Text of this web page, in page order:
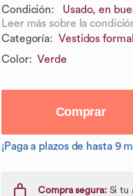
Condición:
Usado, en
Leer más sobre la
Categoría: Vestidos
Color: Verde
Comprar
¡Paga a plazos de hasta 9
Compra segura:Si tu